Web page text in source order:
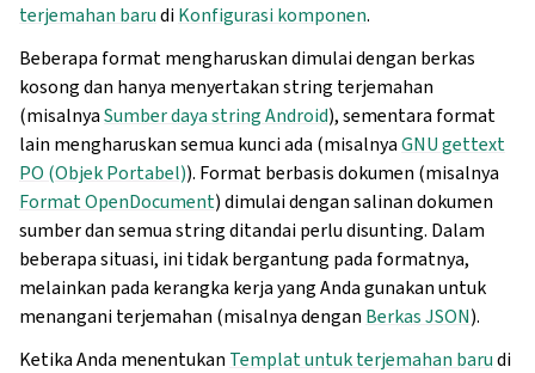
terjemahan barudiKonfigurasi komponen.
Beberapa format mengharuskan dimulai dengan berkas
kosong dan hanya menyertakan string terjemahan
(misalnyaSumber daya string Android), sementara format
lain mengharuskan semua kunci ada (misalnyaGNU gettext
PO (Objek Portabel)). Format berbasis dokumen (misalnya
Format OpenDocument) dimulai dengan salinan dokumen
sumber dan semua string ditandai perlu disunting. Dalam
beberapa situasi, ini tidak bergantung pada formatnya,
melainkan pada kerangka kerja yang Anda gunakan untuk
menangani terjemahan (misalnya dengan Berkas JSON).
Ketika Anda menentukan Templat untuk terjemahan barudi